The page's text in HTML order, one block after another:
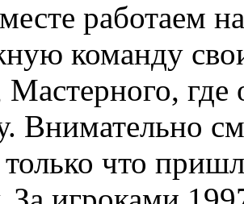
работаем на
команду
Мастерного,
Внимательно
что